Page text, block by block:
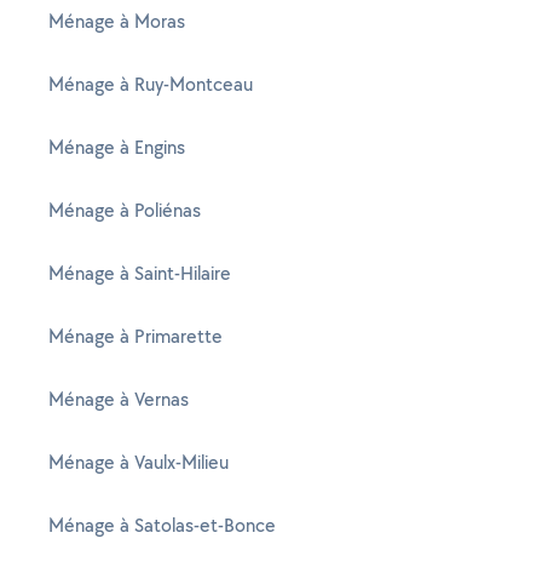
Ménage à Moras
Ménage à Ruy-Montceau
Ménage à Engins
Ménage à Poliénas
Ménage à Saint-Hilaire
Ménage à Primarette
Ménage à Vernas
Ménage à Vaulx-Milieu
Ménage à Satolas-et-Bonce